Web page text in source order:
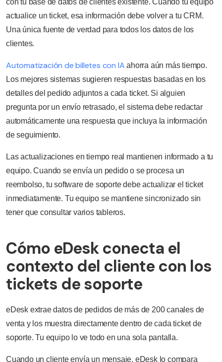
actualice un ticket, esa información debe volver a tu CRM.
Una única fuente de verdad para todos los datos de los
clientes.
Automatización de billetes con IA ahorra aún más tiempo.
Los mejores sistemas sugieren respuestas basadas en los
detalles del pedido adjuntos a cada ticket. Si alguien
pregunta por un envío retrasado, el sistema debe redactar
automáticamente una respuesta que incluya la información
de seguimiento.
Las actualizaciones en tiempo real mantienen informado a tu
equipo. Cuando se envía un pedido o se procesa un
reembolso, tu software de soporte debe actualizar el ticket
inmediatamente. Tu equipo se mantiene sincronizado sin
tener que consultar varios tableros.
Cómo eDesk conecta el
contexto del cliente con los
tickets de soporte
eDesk extrae datos de pedidos de más de 200 canales de
venta y los muestra directamente dentro de cada ticket de
soporte. Tu equipo lo ve todo en una sola pantalla.
Cuando un cliente envía un mensaje, eDesk lo compara